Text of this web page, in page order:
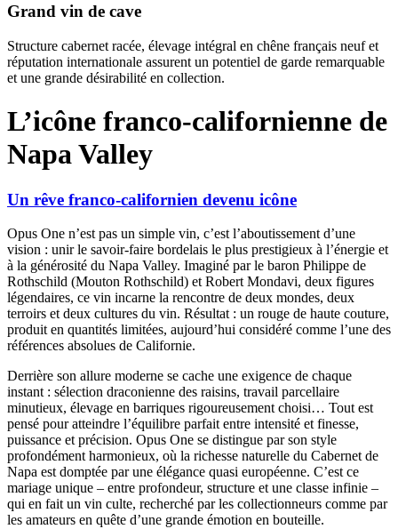
Grand vin de cave
Structure cabernet racée, élevage intégral en chêne français neuf et
réputation internationale assurent un potentiel de garde remarquable
et une grande désirabilité en collection.
L’icône franco-californienne de
Napa Valley
Un rêve franco-californien devenu icône
Opus One n’est pas un simple vin, c’est l’aboutissement d’une
vision : unir le savoir-faire bordelais le plus prestigieux à l’énergie et
à la générosité du Napa Valley. Imaginé par le baron Philippe de
Rothschild (Mouton Rothschild) et Robert Mondavi, deux figures
légendaires, ce vin incarne la rencontre de deux mondes, deux
terroirs et deux cultures du vin. Résultat : un rouge de haute couture,
produit en quantités limitées, aujourd’hui considéré comme l’une des
références absolues de Californie.
Derrière son allure moderne se cache une exigence de chaque
instant : sélection draconienne des raisins, travail parcellaire
minutieux, élevage en barriques rigoureusement choisi… Tout est
pensé pour atteindre l’équilibre parfait entre intensité et finesse,
puissance et précision. Opus One se distingue par son style
profondément harmonieux, où la richesse naturelle du Cabernet de
Napa est domptée par une élégance quasi européenne. C’est ce
mariage unique – entre profondeur, structure et une classe infinie –
qui en fait un vin culte, recherché par les collectionneurs comme par
les amateurs en quête d’une grande émotion en bouteille.